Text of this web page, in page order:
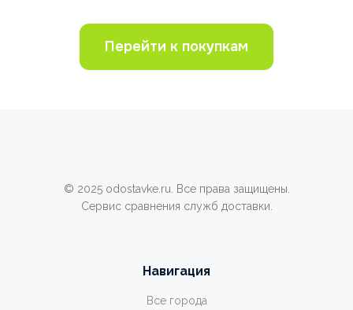
Перейти к покупкам
© 2025 odostavke.ru. Все права защищены.
Сервис сравнения служб доставки.
Навигация
Все города